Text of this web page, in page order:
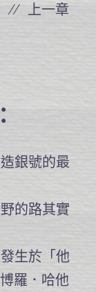
// 上一章
銀號的最
的路其實
生於「他
羅．哈他